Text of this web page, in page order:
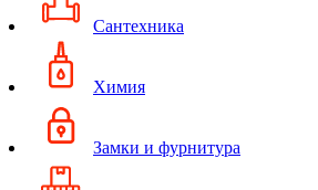
Сантехника
Химия
Замки и фурнитура